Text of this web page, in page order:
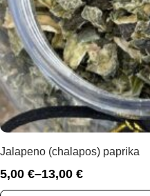
Jalapeno (chalapos) paprika
5,00 €–13,00 €
Price